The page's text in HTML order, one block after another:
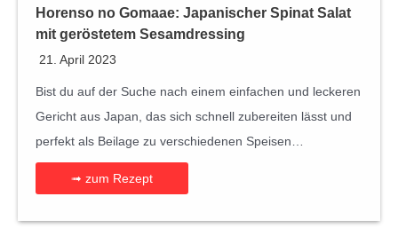
Horenso no Gomaae: Japanischer Spinat Salat
mit geröstetem Sesamdressing
21. April 2023
Bist du auf der Suche nach einem einfachen und leckeren
Gericht aus Japan, das sich schnell zubereiten lässt und
perfekt als Beilage zu verschiedenen Speisen…
➟ zum Rezept